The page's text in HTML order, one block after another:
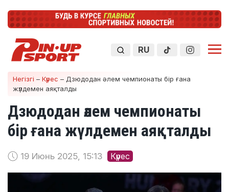
RU
Негізгі – Күрес – Дзюдодан әлем чемпионаты бір ғана
жүлдемен аяқталды
Дзюдодан әлем чемпионаты
бір ғана жүлдемен аяқталды
19 Июнь 2025, 15:13 Күрес